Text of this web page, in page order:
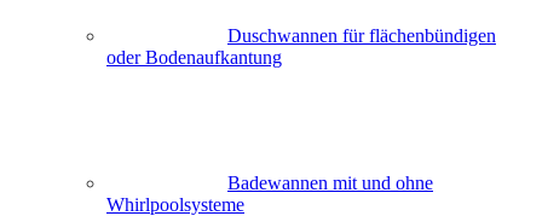
Duschwannen für flächenbündigen
oder Bodenaufkantung
Badewannen mit und ohne
Whirlpoolsysteme